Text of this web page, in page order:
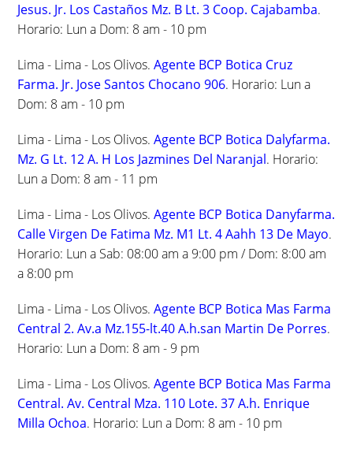
Jesus. Jr. Los Castaños Mz. B Lt. 3 Coop. Cajabamba.
Horario: Lun a Dom: 8 am - 10 pm
Lima - Lima - Los Olivos.Agente BCP Botica Cruz
Farma. Jr. Jose Santos Chocano 906. Horario: Lun a
Dom: 8 am - 10 pm
Lima - Lima - Los Olivos.Agente BCP Botica Dalyfarma.
Mz. G Lt. 12 A. H Los Jazmines Del Naranjal. Horario:
Lun a Dom: 8 am - 11 pm
Lima - Lima - Los Olivos.Agente BCP Botica Danyfarma.
Calle Virgen De Fatima Mz. M1 Lt. 4 Aahh 13 De Mayo.
Horario: Lun a Sab: 08:00 am a 9:00 pm / Dom: 8:00 am
a 8:00 pm
Lima - Lima - Los Olivos.Agente BCP Botica Mas Farma
Central 2. Av.a Mz.155-lt.40 A.h.san Martin De Porres.
Horario: Lun a Dom: 8 am - 9 pm
Lima - Lima - Los Olivos.Agente BCP Botica Mas Farma
Central. Av. Central Mza. 110 Lote. 37 A.h. Enrique
Milla Ochoa. Horario: Lun a Dom: 8 am - 10 pm